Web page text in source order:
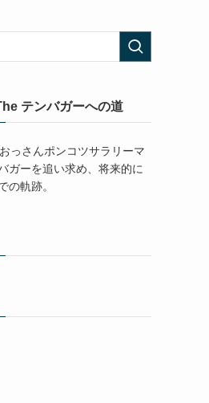
テンバガーへの道
っさんポンコツサラリーマ
ガーを追い求め、将来的に
の軌跡。